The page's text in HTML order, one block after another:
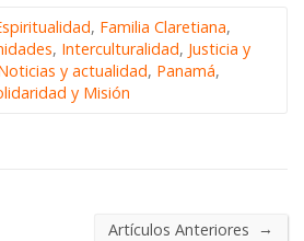
, Familia Claretiana,
, Interculturalidad, Justicia y
y actualidad, Panamá,
y Misión
Artículos Anteriores →